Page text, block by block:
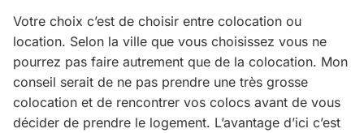
Votre choix c’est de choisir entre colocation ou
location. Selon la ville que vous choisissez vous ne
pourrez pas faire autrement que de la colocation. Mon
conseil serait de ne pas prendre une très grosse
colocation et de rencontrer vos colocs avant de vous
décider de prendre le logement. L’avantage d’ici c’est